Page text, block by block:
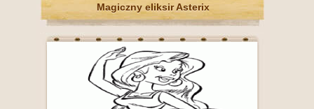
Magiczny eliksir Asterix